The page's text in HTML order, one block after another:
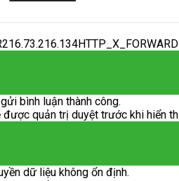
bình luận thành công.
được quản trị duyệt trước khi hiển
dữ liệu không ổn định.